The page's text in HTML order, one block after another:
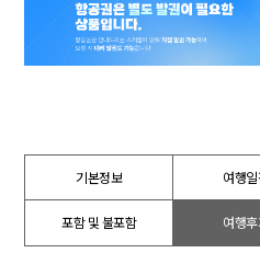
기본정보 여행
포함 및 불포함 여행